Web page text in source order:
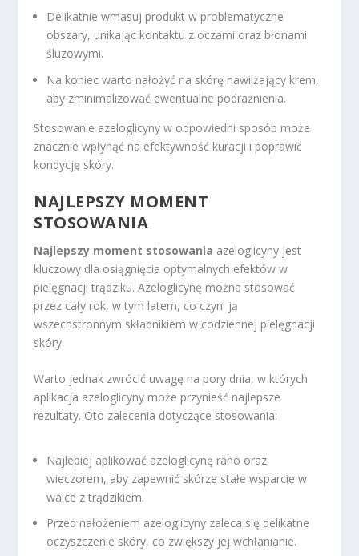
Delikatnie wmasuj produkt w problematyczne
obszary, unikając kontaktu z oczami oraz błonami
śluzowymi.
Na koniec warto nałożyć na skórę nawilżający krem,
aby zminimalizować ewentualne podrażnienia.
Stosowanie azeloglicyny w odpowiedni sposób może
znacznie wpłynąć na efektywność kuracji i poprawić
kondycję skóry.
NAJLEPSZY MOMENT
STOSOWANIA
Najlepszy moment stosowania azeloglicyny jest
kluczowy dla osiągnięcia optymalnych efektów w
pielęgnacji trądziku. Azeloglicynę można stosować
przez cały rok, w tym latem, co czyni ją
wszechstronnym składnikiem w codziennej pielęgnacji
skóry.
Warto jednak zwrócić uwagę na pory dnia, w których
aplikacja azeloglicyny może przynieść najlepsze
rezultaty. Oto zalecenia dotyczące stosowania:
Najlepiej aplikować azeloglicynę rano oraz
wieczorem, aby zapewnić skórze stałe wsparcie w
walce z trądzikiem.
Przed nałożeniem azeloglicyny zaleca się delikatne
oczyszczenie skóry, co zwiększy jej wchłanianie.